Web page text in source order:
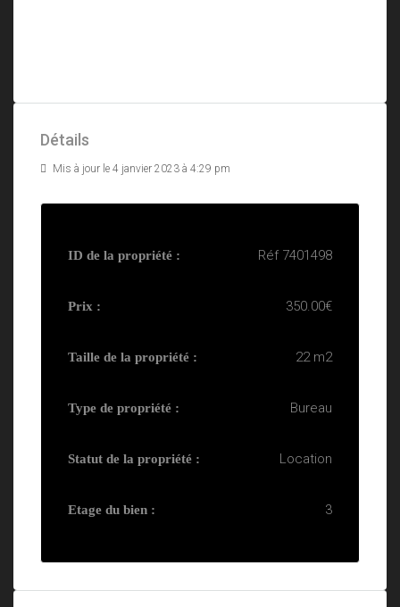
Détails
Mis à jour le 4 janvier 2023 à 4:29 pm
ID de la propriété : Réf 7401498
Prix : 350.00€
Taille de la propriété : 22 m2
Type de propriété : Bureau
Statut de la propriété : Location
Etage du bien : 3